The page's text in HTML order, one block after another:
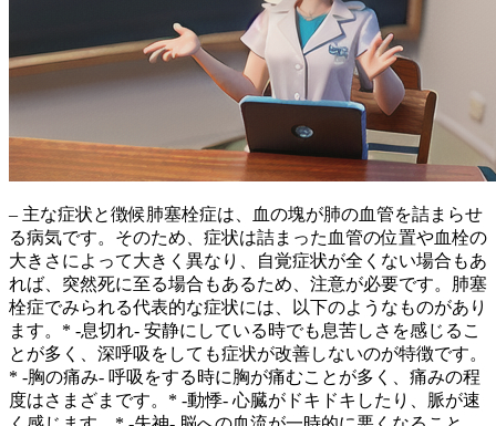
– 主な症状と徴候肺塞栓症は、
血の塊が肺の血管を詰まらせ
る病気です。そのため、症状は詰まった血管の位置や血栓の
大きさによって大きく異なり、
自覚症状が全くない場合 もあ
れば、 突然死に至る場合 もあるため、注意が必要です。肺塞
栓症でみられる代表的な症状には、以下のようなものがあり
ます。* -息切れ- 安静にしている時でも息苦しさを感じる こ
とが多く、深呼吸をしても症状が改善しないのが特徴です。
* -胸の痛み- 呼吸をする時に胸が痛むことが多く、痛みの程
度はさまざまです。* -動悸- 心臓がドキドキしたり、脈が速